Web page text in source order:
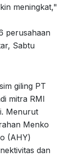
meningkat,"
perusahaan
Sabtu
giling PT
mitra RMI
Menurut
Menko
(AHY)
dan